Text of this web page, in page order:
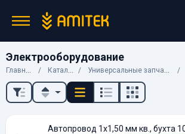
Электрооборудование
Главная Каталог Универсальные запчасти
Автопровод 1х1,50 мм кв., бухта